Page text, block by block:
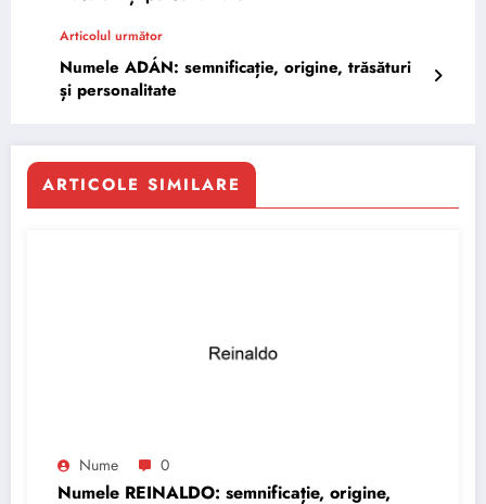
Articolul următor
Numele ADÁN: semnificație, origine, trăsături
și personalitate
ARTICOLE SIMILARE
Nume 0
Numele REINALDO: semnificație, origine,